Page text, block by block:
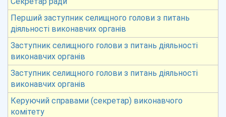
Перший заступник селищного голови з питань
діяльності виконавчих органів
Заступник селищного голови з питань діяльності
виконавчих органів
Заступник селищного голови з питань діяльності
виконавчих органів
Керуючий справами (секретар) виконавчого
комітету